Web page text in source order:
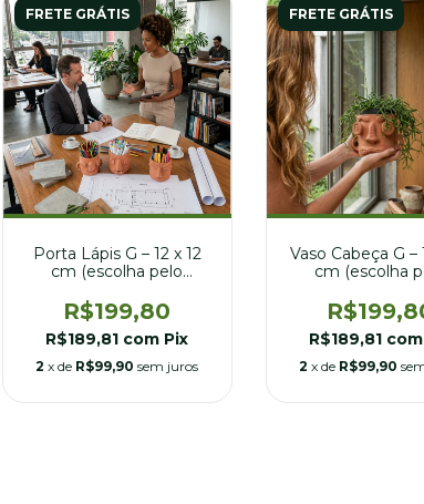
FRETE GRÁTIS
Porta Lápis G – 12 x 12
cm (escolha pelo
R$199,80
R$189,81 com Pix
2 x de R$99,90 sem juros
FRETE GRÁTIS
Vaso Cabeça G –
cm (escolha
R$189,81 com
2 x de R$99,90